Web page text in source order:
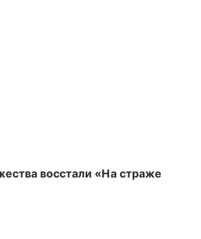
восстали «На страже